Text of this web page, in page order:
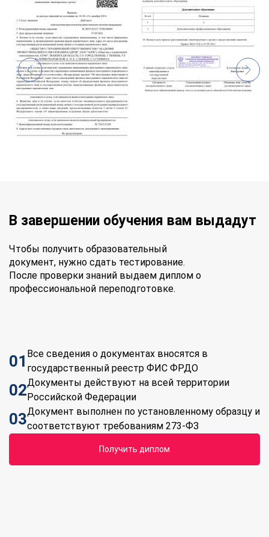
В завершении обучения вам выдадут
Чтобы получить образовательный
документ, нужно сдать тестирование.
После проверки знаний выдаем диплом о
профессиональной переподготовке.
01 Все сведения о документах вносятся в
государственный реестр ФИС ФРДО
02Документы действуют на всей территории
Российской Федерации
03Документ выполнен по установленному образцу и
соответствуют требованиям 273-ФЗ
Получить диплом